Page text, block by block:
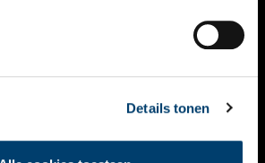
Details tonen